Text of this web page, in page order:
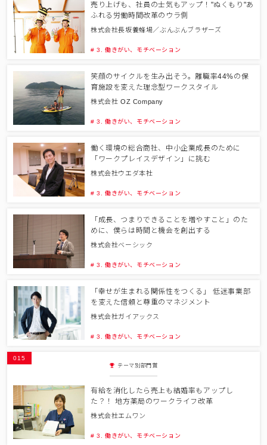
売り上げも、社員の士気もアップ！"ぬくもり"あ
ふれる労働時間改革のウラ側
株式会社長坂養蜂場／ぶんぶんブラザーズ
# 3. 働きがい、モチベーション
笑顔のサイクルを生み出そう。離職率44%の保
育施設を変えた理念型ワークスタイル
株式会社 OZ Company
# 3. 働きがい、モチベーション
働く環境の総合商社、中小企業成長のために
「ワークプレイスデザイン」に挑む
株式会社ウエダ本社
# 3. 働きがい、モチベーション
「成長、つまりできることを増やすこと」のた
めに、僕らは時間と機会を創出する
株式会社ベーシック
# 3. 働きがい、モチベーション
「幸せが生まれる関係性をつくる」 低迷事業部
を変えた信頼と尊重のマネジメント
株式会社ガイアックス
# 3. 働きがい、モチベーション
015
テーマ別部門賞
有給を消化したら売上も結婚率もアップし
た？！ 地方薬局のワークライフ改革
株式会社エムワン
# 3. 働きがい、モチベーション